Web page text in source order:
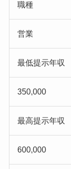
職種
営業
最低提示年収
350,000
最高提示年収
600,000